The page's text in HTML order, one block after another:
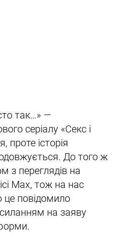
так…» —
серіалу «Секс і
проте історія
До того ж
з переглядів на
Max, тож на нас
це повідомило
на заяву